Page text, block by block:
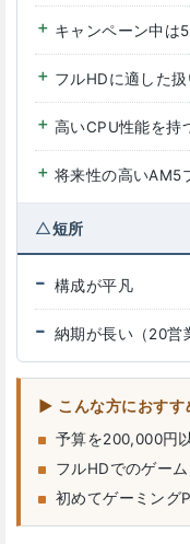
キャンペーン中は
フルHDに適した
高いCPU性能を持
将来性の高いAM5
短所
構成が平凡
納期が長い（20営
こんな方におすす
予算を200,000円
フルHDでのゲー
初めてゲーミング